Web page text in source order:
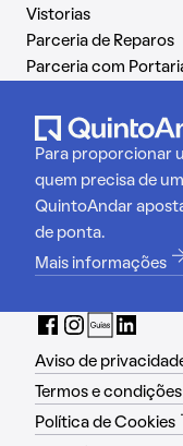
Vistorias
Parceria de Reparos
Parceria com
Para proporcionar
quem precisa de
QuintoAndar
de ponta.
Mais informações
Aviso de
Termos e
Política de Cookies